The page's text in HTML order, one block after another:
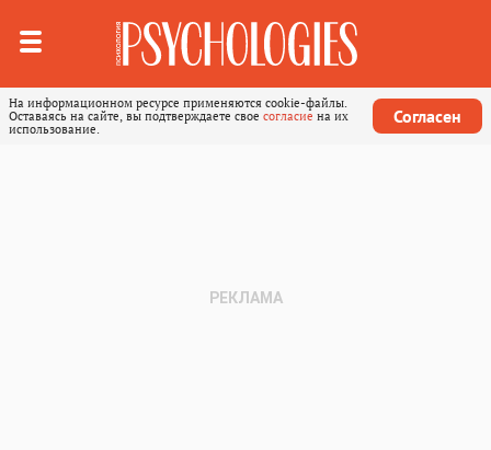
На информационном ресурсе применяются cookie-файлы.
Оставаясь на сайте, вы подтверждаете свое согласие на их
использование.
Согласен